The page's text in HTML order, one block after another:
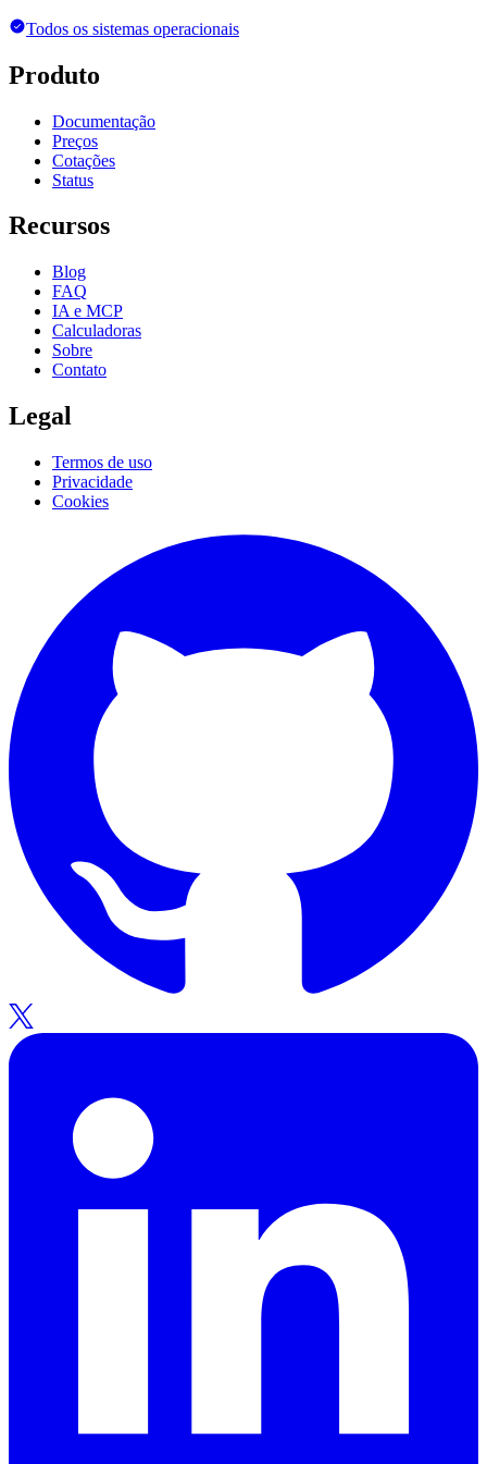
Todos os sistemas operacionais
Produto
Documentação
Preços
Cotações
Status
Recursos
Blog
FAQ
IA e MCP
Calculadoras
Sobre
Contato
Legal
Termos de uso
Privacidade
Cookies